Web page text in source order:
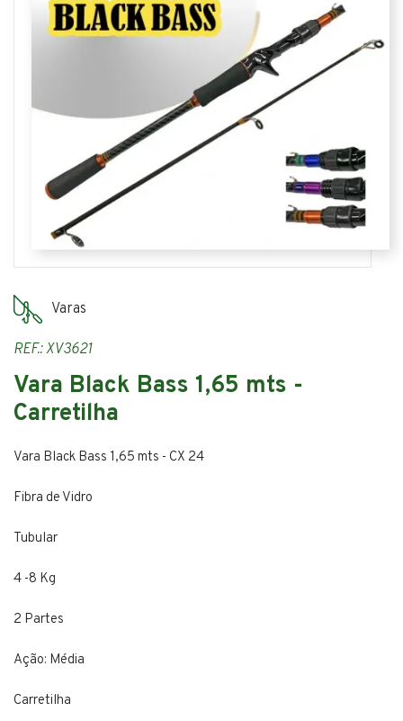
Varas
REF.: XV3621
Vara Black Bass 1,65 mts -
Carretilha
Vara Black Bass 1,65 mts - CX 24
Fibra de Vidro
Tubular
4 -8 Kg
2 Partes
Ação: Média
Carretilha